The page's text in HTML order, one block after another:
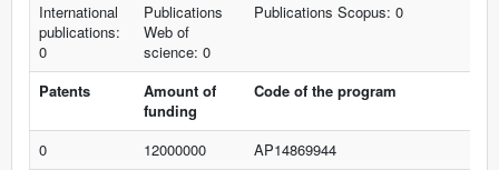
International
publications:
0
Publications
Web of
science: 0
Publications Scopus: 0
Patents
Amount of
funding
Code of the program
0 12000000
AP14869944